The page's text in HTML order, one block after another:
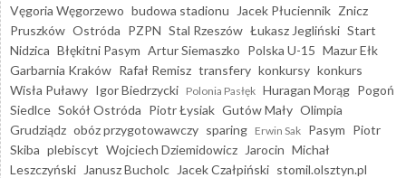
Vęgoria Węgorzewo budowa stadionu Jacek Płuciennik Znicz
Pruszków Ostróda PZPN Stal Rzeszów Łukasz Jegliński Start
Nidzica Błękitni Pasym Artur Siemaszko Polska U-15 Mazur Ełk
Garbarnia Kraków Rafał Remisz transfery konkursy konkurs
Wisła Puławy Igor Biedrzycki Polonia Pasłęk Huragan Morąg Pogoń
Siedlce Sokół Ostróda Piotr Łysiak Gutów Mały Olimpia
Grudziądz obóz przygotowawczy sparing Erwin Sak Pasym Piotr
Skiba plebiscyt Wojciech Dziemidowicz Jarocin Michał
Leszczyński
Janusz Bucholc Jacek Czałpiński stomil.olsztyn.pl